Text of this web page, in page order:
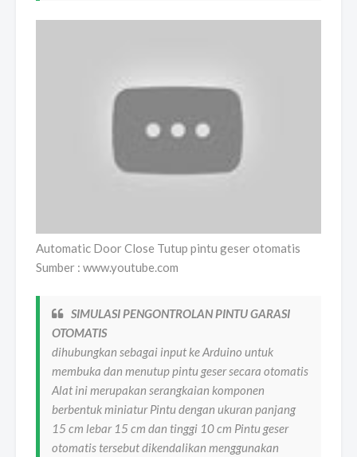
Automatic Door Close Tutup pintu geser otomatis
Sumber : www.youtube.com
SIMULASI PENGONTROLAN PINTU GARASI
OTOMATIS
dihubungkan sebagai input ke Arduino untuk
membuka dan menutup pintu geser secara otomatis
Alat ini merupakan serangkaian komponen
berbentuk miniatur Pintu dengan ukuran panjang
15 cm lebar 15 cm dan tinggi 10 cm Pintu geser
otomatis tersebut dikendalikan menggunakan